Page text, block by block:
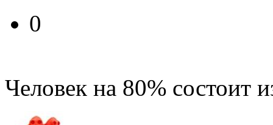
0
Человек на 80% состоит